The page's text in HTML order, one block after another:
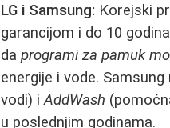
LG i Samsung: Korejski
garancijom i do 10
daprogrami za pamuk
energije i vode.
vodi) iAddWash
u poslednjim godinama.